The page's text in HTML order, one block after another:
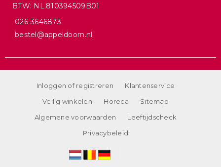
BTW: NL.810394509B01
026-3646873
bestel@appeldoorn.nl
Inloggen of registreren
Klantenservice
Veilig winkelen
Horeca
Sitemap
Algemene voorwaarden
Leeftijdscheck
Privacybeleid